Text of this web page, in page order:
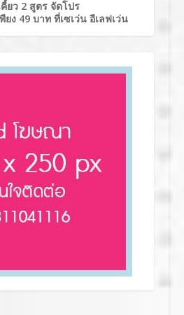
ยว 2 สูตร จัดโปร
ยง 49 บาท ที่เซเว่น อีเลฟเว่น